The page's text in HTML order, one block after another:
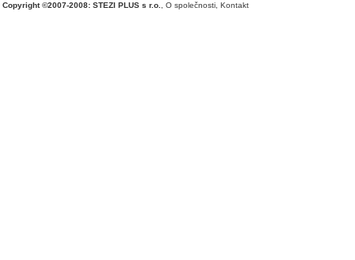
Copyright ©2007-2008: STEZI PLUS s r.o. O společnosti Kontakt